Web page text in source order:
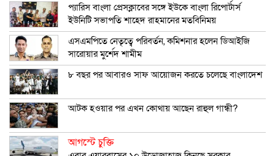
প্যারিস বাংলা প্রেসক্লাবের সঙ্গে ইউকে বাংলা রিপোর্টার্স
ইউনিটি সভাপতি শাহেদ রাহমানের মতবিনিময়
এসএমপিতে নেতৃত্বে পরিবর্তন, কমিশনার হলেন ডিআইজি
সারোয়ার মুর্শেদ শামীম
৮ বছর পর আবারও সাফ আয়োজন করতে চলেছে বাংলাদেশ
আটক হওয়ার পর এখন কোথায় আছেন রাহুল গান্ধী?
আগস্টে চুক্তি